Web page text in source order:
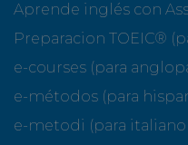
Aprende inglés con
Preparacion TOEIC®
e-courses (para
e-métodos (para
e-metodi (para